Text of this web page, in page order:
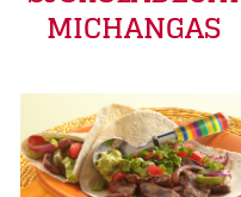
MICHANGAS